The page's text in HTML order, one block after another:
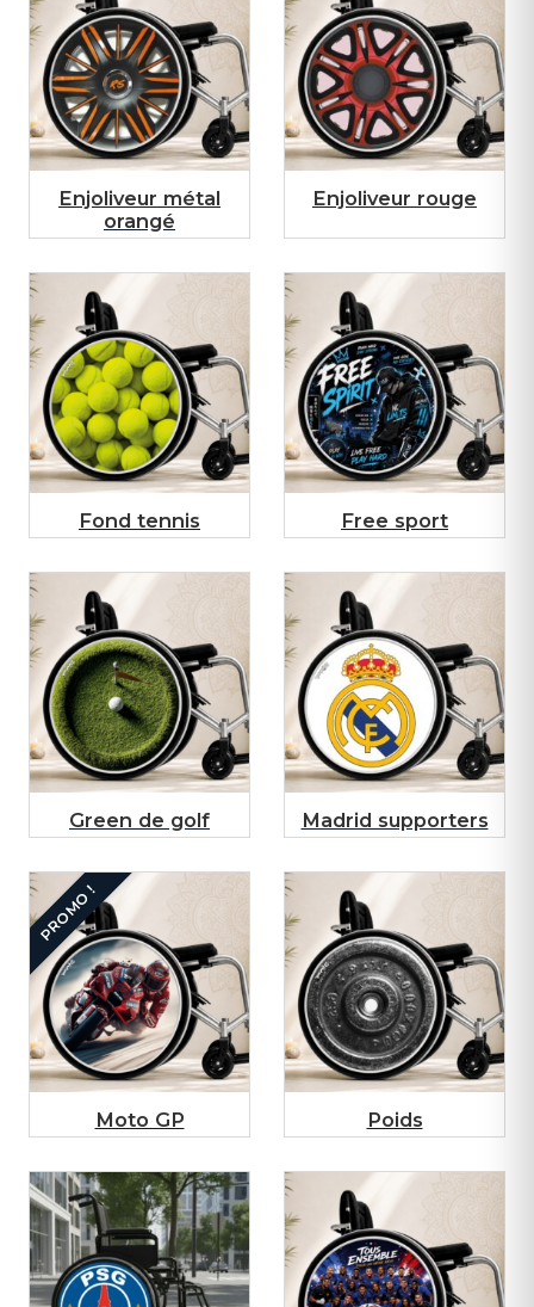
Enjoliveur métal
orangé
Enjoliveur rouge
Fond tennis Free sport
Green de golf Madrid supporters
PROMO !
Moto GP Poids